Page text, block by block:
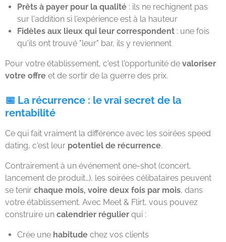
Prêts à payer pour la qualité : ils ne rechignent pas
sur l'addition si l'expérience est à la hauteur
Fidèles aux lieux qui leur correspondent : une fois
qu'ils ont trouvé "leur" bar, ils y reviennent
Pour votre établissement, c'est l'opportunité de valoriser
votre offre et de sortir de la guerre des prix.
📅 La récurrence : le vrai secret de la
rentabilité
Ce qui fait vraiment la différence avec les soirées speed
dating, c'est leur potentiel de récurrence.
Contrairement à un événement one-shot (concert,
lancement de produit…), les soirées célibataires peuvent
se tenir chaque mois, voire deux fois par mois, dans
votre établissement. Avec Meet & Flirt, vous pouvez
construire un calendrier régulier qui :
Crée une habitude chez vos clients